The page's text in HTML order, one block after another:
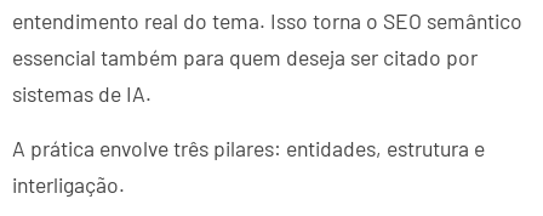
entendimento real do tema. Isso torna o SEO semântico
essencial também para quem deseja ser citado por
sistemas de IA.
A prática envolve três pilares: entidades, estrutura e
interligação.